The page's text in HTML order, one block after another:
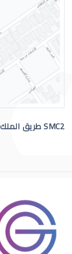
SMC2 طريق الملك عبدالله - الرياض